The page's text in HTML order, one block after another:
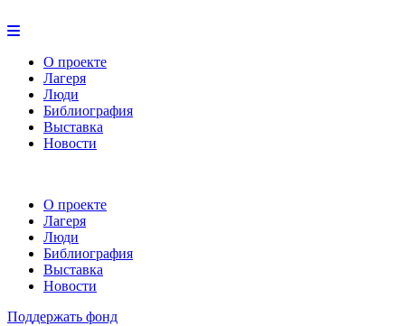
О проекте
Лагеря
Люди
Библиография
Выставка
Новости
О проекте
Лагеря
Люди
Библиография
Выставка
Новости
Поддержать фонд